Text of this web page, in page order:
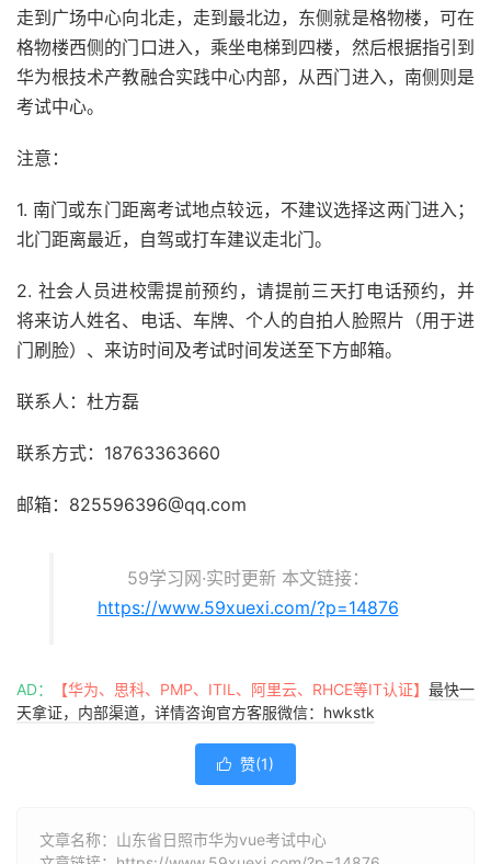
走到广场中心向北走，走到最北边，东侧就是格物楼，可在
格物楼西侧的门口进入，乘坐电梯到四楼，然后根据指引到
华为根技术产教融合实践中心内部，从西门进入，南侧则是
考试中心。
注意：
1. 南门或东门距离考试地点较远，不建议选择这两门进入；
北门距离最近，自驾或打车建议走北门。
2. 社会人员进校需提前预约，请提前三天打电话预约，并
将来访人姓名、电话、车牌、个人的自拍人脸照片（用于进
门刷脸）、来访时间及考试时间发送至下方邮箱。
联系人：杜方磊
联系方式：18763363660
邮箱：825596396@qq.com
59学习网·实时更新 本文链接：
https://www.59xuexi.com/?p=14876
AD： 【华为、思科、PMP、ITIL、阿里云、RHCE等IT认证】 最快一
天拿证，内部渠道，详情咨询官方客服微信：hwkstk
 赞(1)
文章名称：山东省日照市华为vue考试中心